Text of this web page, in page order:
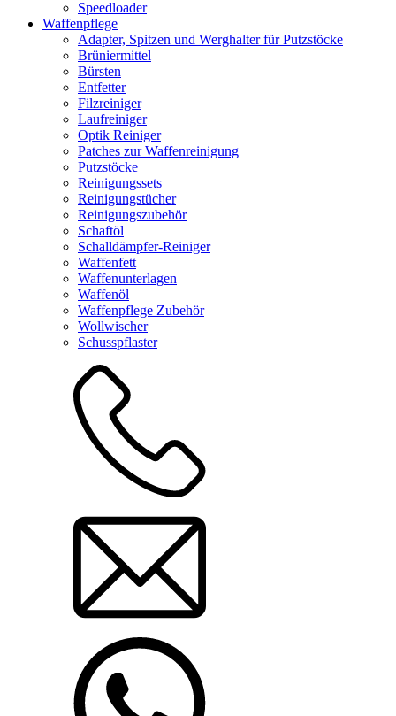
Speedloader
Waffenpflege
Adapter, Spitzen und Werghalter für Putzstöcke
Brüniermittel
Bürsten
Entfetter
Filzreiniger
Laufreiniger
Optik Reiniger
Patches zur Waffenreinigung
Putzstöcke
Reinigungssets
Reinigungstücher
Reinigungszubehör
Schaftöl
Schalldämpfer-Reiniger
Waffenfett
Waffenunterlagen
Waffenöl
Waffenpflege Zubehör
Wollwischer
Schusspflaster